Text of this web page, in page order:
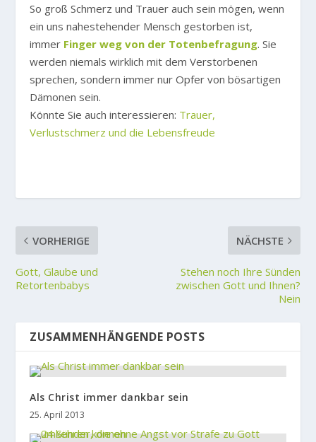
So groß Schmerz und Trauer auch sein mögen, wenn
ein uns nahestehender Mensch gestorben ist,
immer Finger weg von der Totenbefragung. Sie
werden niemals wirklich mit dem Verstorbenen
sprechen, sondern immer nur Opfer von bösartigen
Dämonen sein.
Könnte Sie auch interessieren: Trauer,
Verlustschmerz und die Lebensfreude
VORHERIGE
Gott, Glaube und
Retortenbabys
NÄCHSTE
Stehen noch Ihre Sünden
zwischen Gott und Ihnen?
Nein
ZUSAMMENHÄNGENDE POSTS
Als Christ immer dankbar sein
25. April 2013